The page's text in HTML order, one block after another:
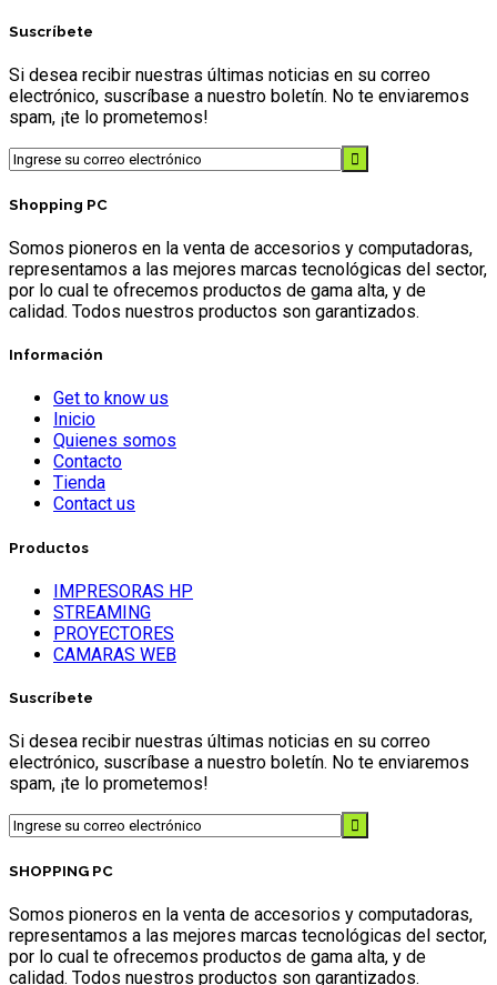
Suscríbete
Si desea recibir nuestras últimas noticias en su correo
electrónico, suscríbase a nuestro boletín. No te enviaremos
spam, ¡te lo prometemos!
Shopping PC
Somos pioneros en la venta de accesorios y computadoras,
representamos a las mejores marcas tecnológicas del sector,
por lo cual te ofrecemos productos de gama alta, y de
calidad. Todos nuestros productos son garantizados.
Información
Get to know us
Inicio
Quienes somos
Contacto
Tienda
Contact us
Productos
IMPRESORAS HP
STREAMING
PROYECTORES
CAMARAS WEB
Suscríbete
Si desea recibir nuestras últimas noticias en su correo
electrónico, suscríbase a nuestro boletín. No te enviaremos
spam, ¡te lo prometemos!
SHOPPING PC
Somos pioneros en la venta de accesorios y computadoras,
representamos a las mejores marcas tecnológicas del sector,
por lo cual te ofrecemos productos de gama alta, y de
calidad. Todos nuestros productos son garantizados.